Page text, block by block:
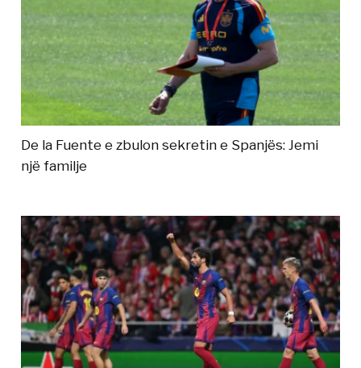
De la Fuente e zbulon sekretin e Spanjës: Jemi
një familje